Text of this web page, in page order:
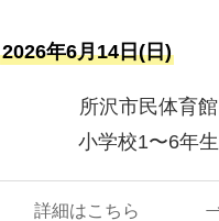
2026年6月14日(日)
所沢市民体育館
小学校1〜6年生
詳細はこちら